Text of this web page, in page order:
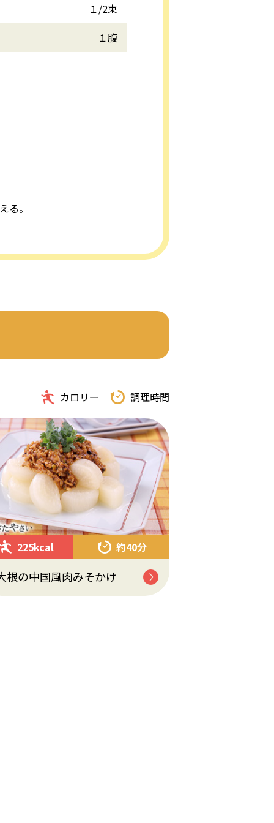
１/2束
１腹
る。
カロリー 調理時間
225kcal 約40分
根の中国風肉みそかけ